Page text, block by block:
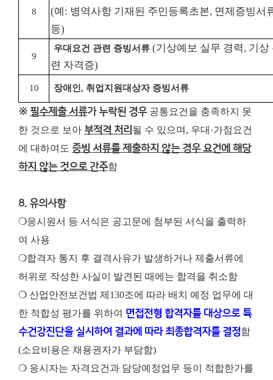
8
(예: 병역사항 기재된 주민등록초본, 면제증빙서
등)
9
우대요건 관련 증빙서류(기상예보 실무 경력, 기상
련 자격증)
10 장애인, 취업지원대상자 증빙서류
※ 필수제출 서류가 누락된 경우공통요건을 충족하지 못
한 것으로 보아 부적격 처리 될 수 있으며, 우대·가점요건
에 대하여도 증빙 서류를 제출하지 않는 경우 요건에 해당
하지 않는 것으로 간주함
8. 유의사항
❍응시원서 등 서식은 공고문에 첨부된 서식을 출력하
여 사용
❍합격자 통지 후 결격사유가 발생하거나 제출서류에
허위로 작성한 사실이 발견된 때에는 합격을 취소함
❍ 산업안전보건법 제130조에 따라 배치 예정 업무에 대
한 적합성 평가를 위하여 면접전형 합격자를 대상으로 특
수건강진단을 실시하여 결과에 따라 최종합격자를 결정함
(소요비용은 채용권자가 부담함)
❍ 응시자는 자격요건과 담당예정업무 등이 적합한가를